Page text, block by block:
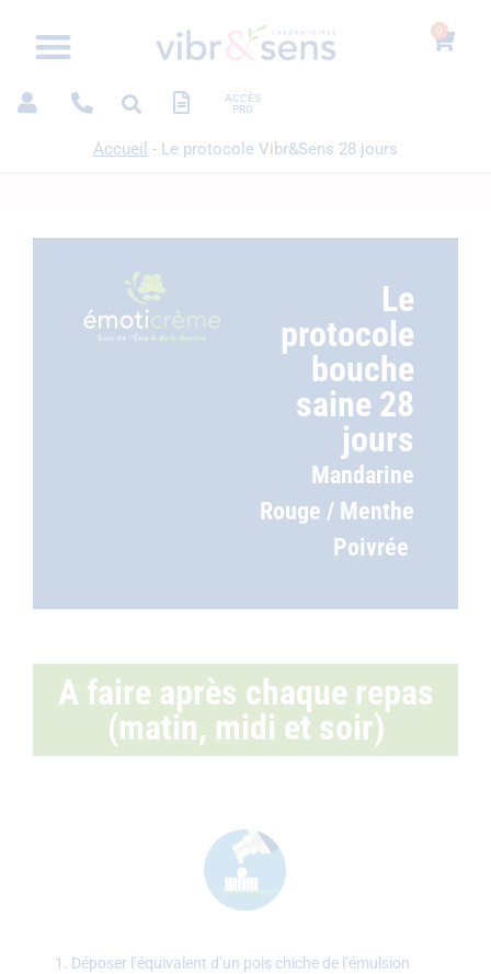
ACCÈS
PRO
0
Accueil - Le protocole Vibr&Sens 28 jours
Le
protocole
bouche
saine 28
jours
Mandarine
Rouge / Menthe
Poivrée
A faire après chaque repas
(matin, midi et soir)
1. Déposer l’équivalent d’un pois chiche de l’émulsion